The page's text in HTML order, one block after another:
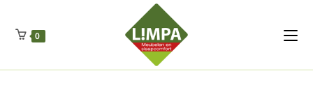
Regenschut
Drueckerpro
Fettsauren Dekemax Kapselmed
Luftkuhlen Zauberfan Netzfenste Insektensc
0